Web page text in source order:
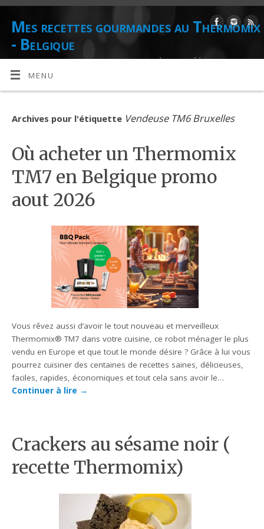
Mes recettes gourmandes au Thermomix
- Belgique
DE L'AUTEUR CULINAIRE ET CONSEILLÈRE AGRÉÉE THERMOMIX
DANIELLE LIONS
MENU
Archives pour l'étiquette Vendeuse TM6 Bruxelles
Où acheter un Thermomix
TM7 en Belgique promo
aout 2026
Vous rêvez aussi d’avoir le tout nouveau et merveilleux
Thermomix® TM7 dans votre cuisine, ce robot ménager le plus
vendu en Europe et que tout le monde désire ? Grâce à lui vous
pourrez cuisiner des centaines de recettes saines, délicieuses,
faciles, rapides, économiques et tout cela sans avoir le…
Continuer à lire →
Crackers au sésame noir (
recette Thermomix)